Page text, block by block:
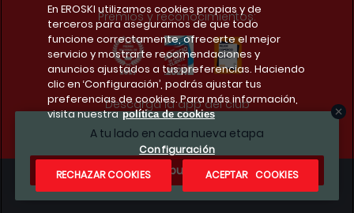
A tu lado en cada nueva etapa
¿Te apuntas?
Premios y reconocimientos:
Descarga la app del club
Condiciones legales
En EROSKI utilizamos cookies propias y de
terceros para asegurarnos de que todo
funcione correctamente, ofrecerte el mejor
servicio y mostrarte recomendaciones y
anuncios ajustados a tus preferencias. Haciendo
clic en ‘Configuración’, podrás ajustar tus
preferencias de cookies. Para más información,
visita nuestra política de cookies
Configuración
RECHAZAR COOKIES
ACEPTAR COOKIES